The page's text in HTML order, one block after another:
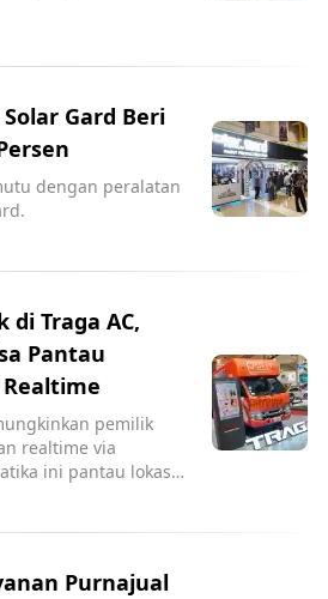
Solar Gard Beri
dengan peralatan
Traga AC,
Pantau
pemilik
realtime via
ini pantau lokasi,
kendaraan.
Purnajual